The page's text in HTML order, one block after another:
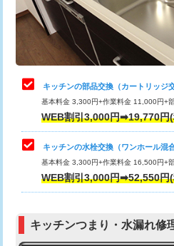
め込み）)
給水管工事※（土の掘削・埋め戻
給水管工事※（塩ビ管（VP・HI）
用/3ｍまで)
給水管工事※（塩ビ管（VP・HI）
用（追加）/3ｍ超え)
給水管工事※（ライニング鋼管・
管・ポリ管・HT管使用/3ｍまで)
管・ポリ管・HT管使用/3ｍ超え)
止水・漏水調査・防水処理・清掃
理・調整・分解・加工など（軽作
止水・漏水調査・防水処理・清掃
理・調整・分解・加工など（中作
止水・漏水調査・防水処理・清掃
理・調整・分解・加工など（重作
お風呂タンク脱着
その他部品の脱着
キッチンの部品交換（カートリッジ交
基本料金 3,300円+作業料金 11,000円+
WEB割引3,000円➡19,770円
キッチンの水栓交換（ワンホール混合
基本料金 3,300円+作業料金 16,500円+
WEB割引3,000円➡52,550円
キッチンつまり・水漏れ修